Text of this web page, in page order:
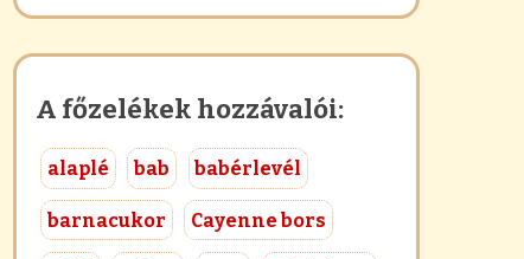
A főzelékek hozzávalói:
alaplé bab babérlevél
barnacukor Cayenne bors